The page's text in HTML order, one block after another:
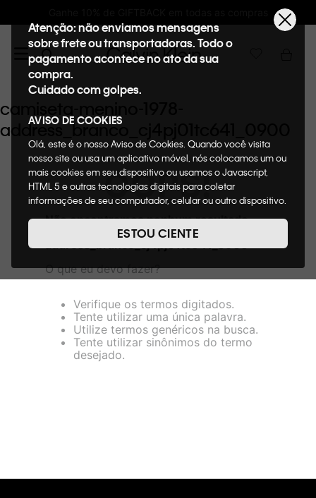
Atenção: não enviamos mensagens
sobre frete ou transportadoras. Todo o
pagamento acontece no ato da sua
compra.
Cuidado com golpes.
AVISO DE COOKIES
Olá, este é o nosso Aviso de Cookies. Quando você visita
nosso site ou usa um aplicativo móvel, nós colocamos um ou
mais cookies em seu dispositivo ou usamos o Javascript,
HTML 5 e outras tecnologias digitais para coletar
informações de seu computador, celular ou outro dispositivo.
de cookies, informaremos quais cookies usaremos e quais
suas funções. A forma como processamos os dados
nosso Aviso de Privacidade. Quando você visita nosso site,
fornecer a você toda a funcionalidade do site, incluindo,
entre outros, a capacidade de comprar um item em nossa
loja virtual. Para maiores informações sobre o nosso aviso de
Cookies acesse o link.
ESTOU CIENTE
camiseta-menino-1978-
address_branco_cj4pj01tc641_0900
OOPS!
Não encontramos nenhum resultado
camiseta-menino-1978-
address_branco_cj4pj01tc641_0900"
O que eu devo fazer?
Verifique os termos digitados.
Tente utilizar uma única palavra.
Utilize termos genéricos na busca.
Tente utilizar sinônimos do termo
desejado.